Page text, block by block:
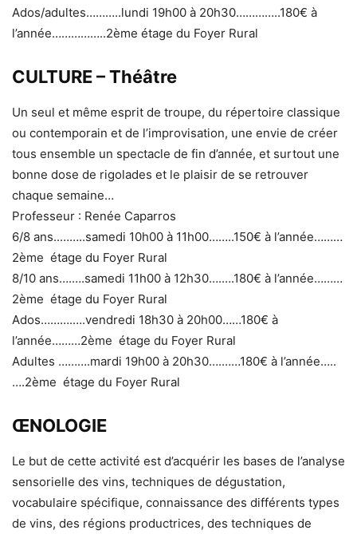
Ados/adultes………..lundi 19h00 à 20h30…………..180€ à
l’année……………..2ème étage du Foyer Rural
CULTURE – Théâtre
Un seul et même esprit de troupe, du répertoire classique
ou contemporain et de l’improvisation, une envie de créer
tous ensemble un spectacle de fin d’année, et surtout une
bonne dose de rigolades et le plaisir de se retrouver
chaque semaine…
Professeur : Renée Caparros
6/8 ans..……..samedi 10h00 à 11h00……..150€ à l’année………
2ème étage du Foyer Rural
8/10 ans….….samedi 11h00 à 12h30….….180€ à l’année………
2ème étage du Foyer Rural
Ados……….….vendredi 18h30 à 20h00……180€ à
l’année………2ème étage du Foyer Rural
Adultes ……….mardi 19h00 à 20h30….……180€ à l’année…..
….2ème étage du Foyer Rural
ŒNOLOGIE
Le but de cette activité est d’acquérir les bases de l’analyse
sensorielle des vins, techniques de dégustation,
vocabulaire spécifique, connaissance des différents types
de vins, des régions productrices, des techniques de